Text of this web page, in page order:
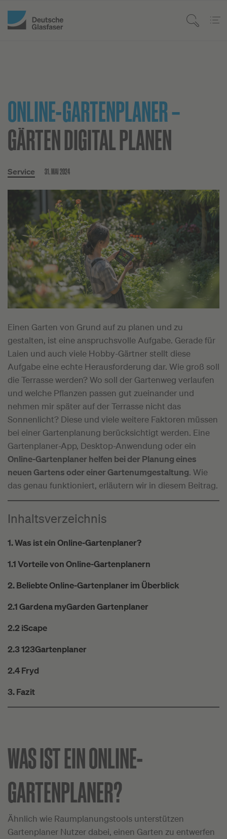
ONLINE-GARTENPLANER –
GÄRTEN DIGITAL PLANEN
Service 31. MAI 2024
Einen Garten von Grund auf zu planen und zu
gestalten, ist eine anspruchsvolle Aufgabe. Gerade für
Laien und auch viele Hobby-Gärtner stellt diese
Aufgabe eine echte Herausforderung dar. Wie groß soll
die Terrasse werden? Wo soll der Gartenweg verlaufen
und welche Pflanzen passen gut zueinander und
nehmen mir später auf der Terrasse nicht das
Sonnenlicht? Diese und viele weitere Faktoren müssen
bei einer Gartenplanung berücksichtigt werden. Eine
Gartenplaner-App, Desktop-Anwendung oder ein
Online-Gartenplaner helfen bei der Planung eines
neuen Gartens oder einer Gartenumgestaltung. Wie
das genau funktioniert, erläutern wir in diesem Beitrag.
Inhaltsverzeichnis
1. Was ist ein Online-Gartenplaner?
1.1 Vorteile von Online-Gartenplanern
2. Beliebte Online-Gartenplaner im Überblick
2.1 Gardena myGarden Gartenplaner
2.2 iScape
2.3 123Gartenplaner
2.4 Fryd
3. Fazit
WAS IST EIN ONLINE-
GARTENPLANER?
Ähnlich wie Raumplanungstools unterstützen
Gartenplaner Nutzer dabei, einen Garten zu entwerfen